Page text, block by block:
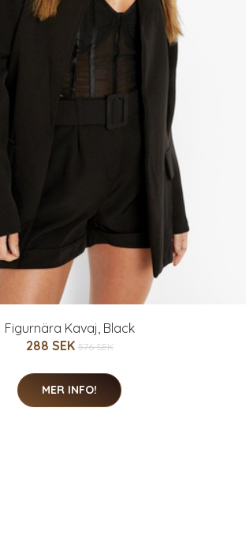
Figurnära Kavaj, Black
288 SEK 576 SEK
MER INFO!